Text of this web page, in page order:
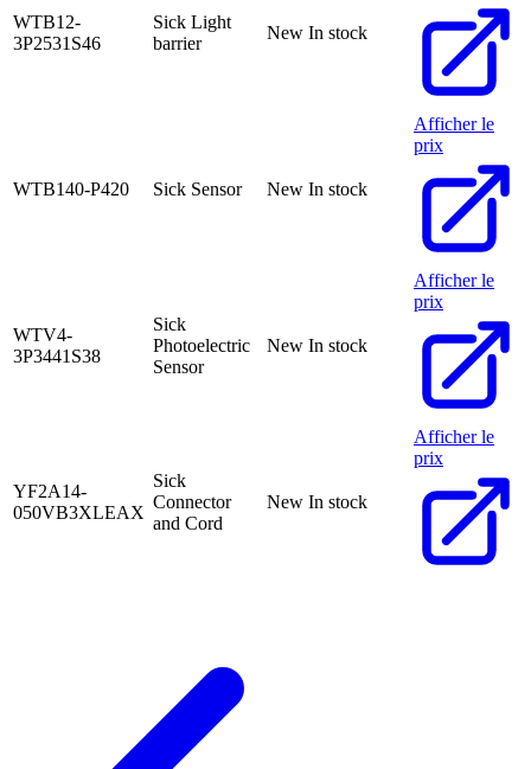
WTB12-
3P2531S46
Sick Light
barrier
New In stock
WTB140-P420 Sick Sensor New In stock
Afficher le
prix
WTV4-
3P3441S38
Sick
Photoelectric
Sensor
New In stock
Afficher le
prix
YF2A14-
050VB3XLEAX
Sick
Connector
and Cord
New In stock
Afficher le
prix